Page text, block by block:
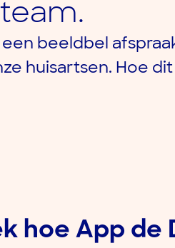
beeldbel
huisartsen. Hoe dit
hoe App de